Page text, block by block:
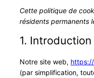
Cette politique de
résidents permanents
1. Introduction
Notre site web,
(par simplification,